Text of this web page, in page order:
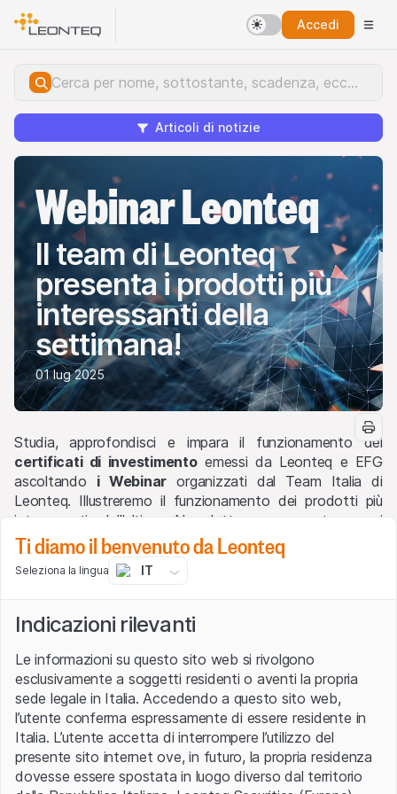
Accedi
Articoli di notizie
Webinar Leonteq
Il team di Leonteq
presenta i prodotti più
interessanti della
settimana!
01 lug 2025
Studia, approfondisci e impara il funzionamento dei
certificati di investimentoemessi da Leonteq e EFG
ascoltando i Webinar organizzati dal Team Italia di
Leonteq. Illustreremo il funzionamento dei prodotti più
interessanti dell'ultima Newsletter e presenteremo i
payoff più innovativi!
Temi trattati in questo webinar:
Rheinmetall e ThyssenKrupp (
Leonardo (CH1409725350
Softcallable su settore utilities: A2A, Enel, Vestas
Wind Systems (CH1400325176 )
Softcallable su settore healthcare: Bayer,
Fresenius Medical Care, Novo Nordisk
(CH1438090370 )
Softcallable su settore bancario: Commerzbank,
BNP Paribas, Barclays, Banco BPM
Ti diamo il benvenuto da Leonteq
Seleziona la lingua IT
Indicazioni rilevanti
Le informazioni su questo sito web si rivolgono
esclusivamente a soggetti residenti o aventi la propria
sede legale in Italia. Accedendo a questo sito web,
l’utente conferma espressamente di essere residente in
Italia. L’utente accetta di interrompere l’utilizzo del
presente sito internet ove, in futuro, la propria residenza
dovesse essere spostata in luogo diverso dal territorio